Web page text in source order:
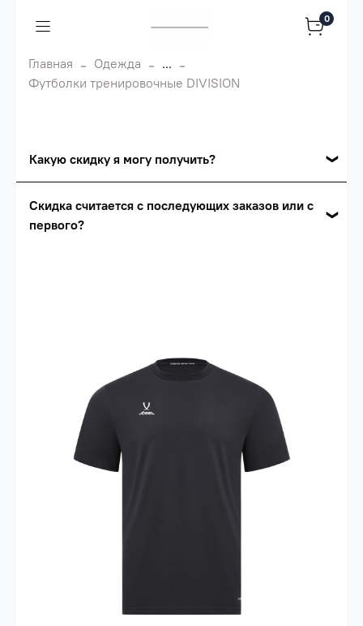
0
Главная Одежда
...
Футболки тренировочные DIVISION
Какую скидку я могу получить?
Сумма скидки зависит от стоимости вашего
30.000 рублей.
(33%)
- сумма всех заказов за 6 месяцев
Опт 2(36%)
- сумма всех заказов за 6 месяцев
Скидка считается с последующих заказов или с
первого?